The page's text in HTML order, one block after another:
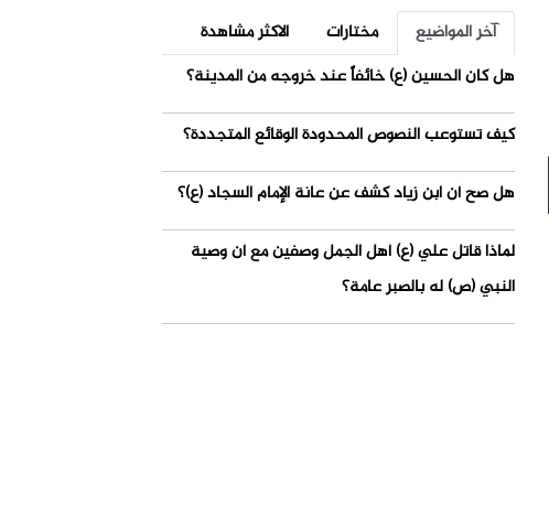
آخر المواضيع مختارات
الاكثر مشاهدة
هل كان الحسين (ع) خائفاً عند خروجه من المدينة؟
كيف تستوعب النصوص المحدودة الوقائع المتجددة؟
هل صح أن ابن زياد كشف عن عانة الإمام السجاد (ع)؟
لماذا قاتل علي (ع) أهل الجمل وصفين مع أن وصية
النبي (ص) له بالصبر عامة؟